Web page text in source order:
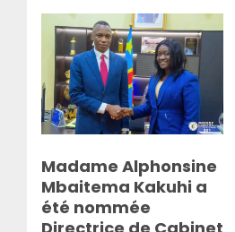
Madame Alphonsine
Mbaitema Kakuhi a
été nommée